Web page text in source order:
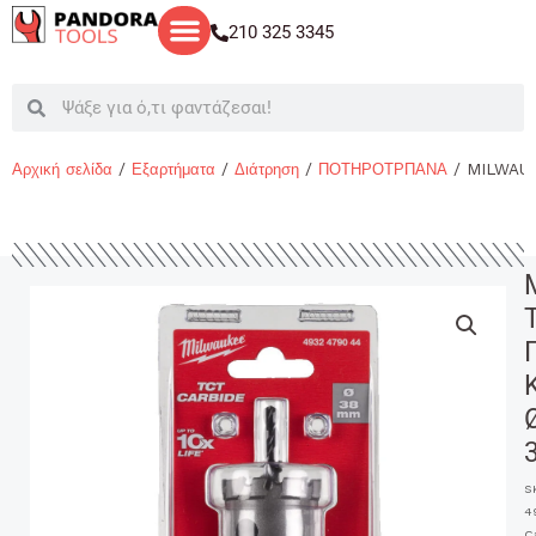
Μετάβαση
στο
210 325 3345
SearchSearch
Αρχική σελίδα / Εξαρτήματα / Διάτρηση / ΠΟΤΗΡΟΤΡΠΑΝΑ /